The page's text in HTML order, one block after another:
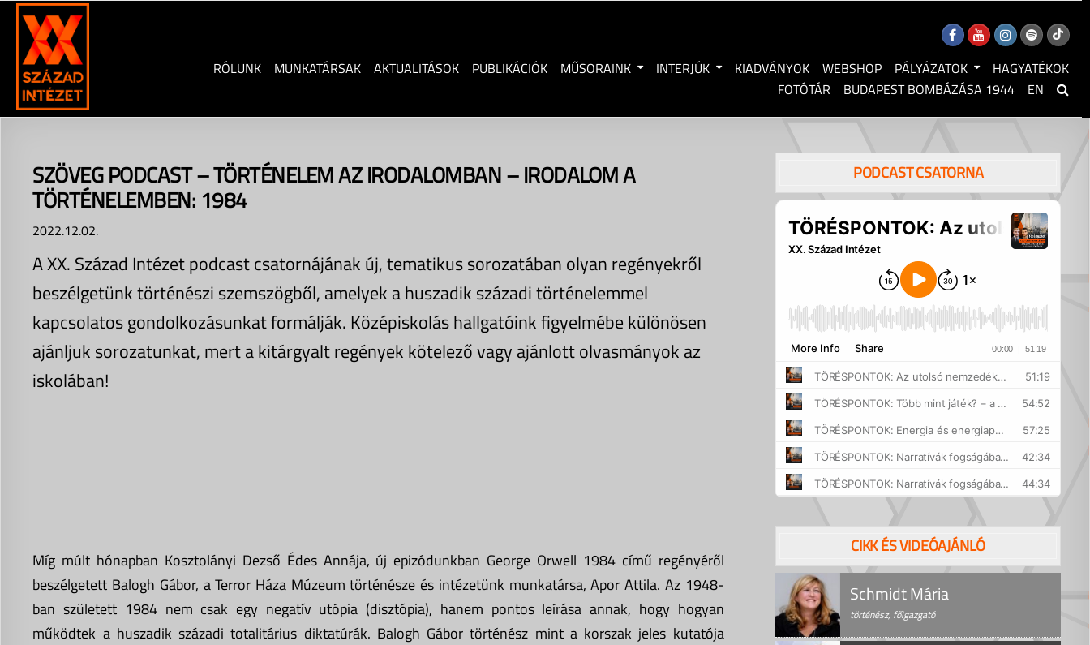
Skip
content
RÓLUNK
MUNKATÁRSAK AKTUALITÁSOK PUBLIKÁCIÓK MŰSORAINK INTERJÚK KIADVÁNYOK WEBSHOP PÁLYÁZATOK
HAGYATÉKOK
FOTÓTÁR
BUDAPEST BOMBÁZÁSA 1944 EN
SZÖVEG PODCAST – TÖRTÉNELEM AZ IRODALOMBAN – IRODALOM A
TÖRTÉNELEMBEN: 1984
2022.12.02.
A XX. Század Intézet podcast csatornájának új, tematikus sorozatában olyan regényekről
beszélgetünk történészi szemszögből, amelyek a huszadik századi történelemmel
kapcsolatos gondolkozásunkat formálják. Középiskolás hallgatóink figyelmébe különösen
ajánljuk sorozatunkat, mert a kitárgyalt regények kötelező vagy ajánlott olvasmányok az
iskolában!
Míg múlt hónapban Kosztolányi Dezső Édes Annája, új epizódunkban George Orwell 1984 című regényéről
beszélgetett Balogh Gábor, a Terror Háza Múzeum történésze és intézetünk munkatársa, Apor Attila. Az 1948-
ban született 1984 nem csak egy negatív utópia (disztópia), hanem pontos leírása annak, hogy hogyan
működtek a huszadik századi totalitárius diktatúrák. Balogh Gábor történész mint a korszak jeles kutatója
PODCAST CSATORNA
CIKK ÉS VIDEÓAJÁNLÓ
Schmidt Mária
történész, főigazgató